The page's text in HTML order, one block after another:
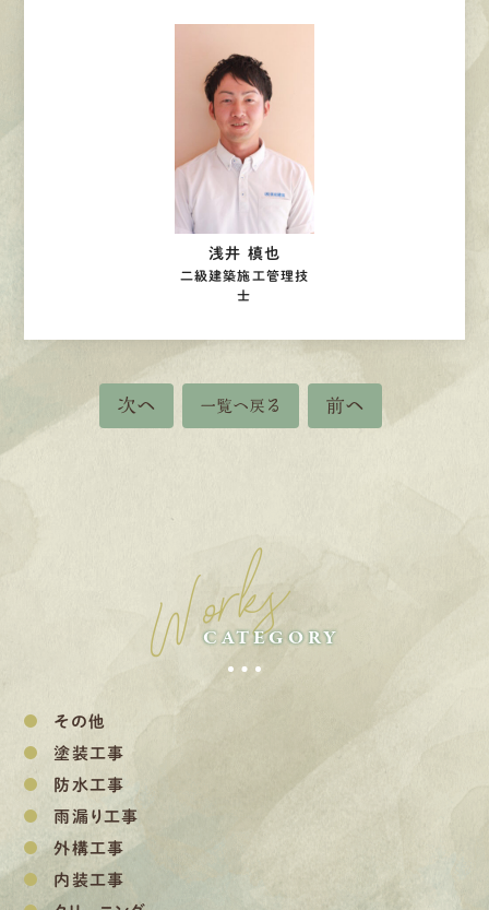
浅井 槙也
二級建築施工管理技
士
次へ 一覧へ戻る 前へ
Works
CATEGORY
その他
塗装工事
防水工事
雨漏り工事
外構工事
内装工事